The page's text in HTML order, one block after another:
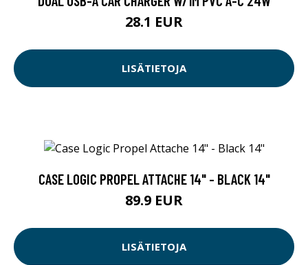
28.1 EUR
LISÄTIETOJA
CASE LOGIC PROPEL ATTACHE 14" - BLACK 14"
89.9 EUR
LISÄTIETOJA